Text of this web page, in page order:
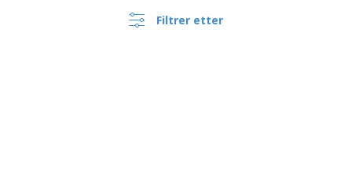
Filtrer etter